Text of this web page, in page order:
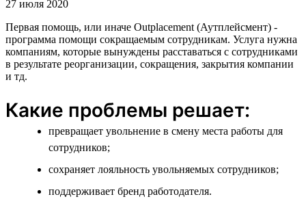
27 июля 2020
Первая помощь, или иначе Outplacement (Аутплейсмент) -
программа помощи сокращаемым сотрудникам. Услуга нужна
компаниям, которые вынуждены расставаться с сотрудниками
в результате реорганизации, сокращения, закрытия компании
и тд.
Какие проблемы решает:
превращает увольнение в смену места работы для
сотрудников;
сохраняет лояльность увольняемых сотрудников;
поддерживает бренд работодателя.